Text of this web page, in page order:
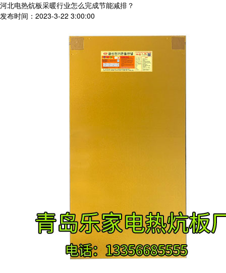
河北电热炕板采暖行业怎么完成节能减排？
发布时间：2023-3-22 3:00:00